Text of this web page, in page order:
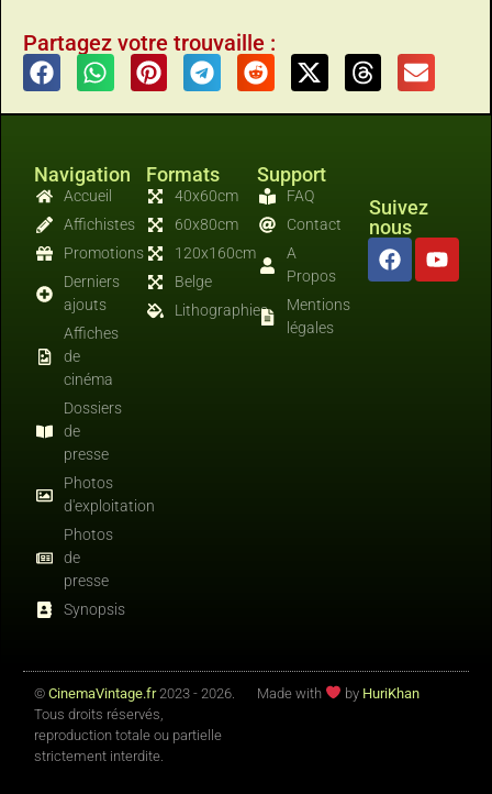
Partagez votre trouvaille :
Navigation
Accueil
Affichistes
Promotions
Derniers
ajouts
Affiches
de
cinéma
Dossiers
de
presse
Photos
d'exploitation
Photos
de
presse
Synopsis
Formats
40x60cm
60x80cm
120x160cm
Belge
Lithographies
Support
FAQ
Contact
A
Propos
Mentions
légales
Suivez
nous
© CinemaVintage.fr2023 - 2026.
Tous droits réservés,
reproduction totale ou partielle
strictement interdite.
Made with by HuriKhan